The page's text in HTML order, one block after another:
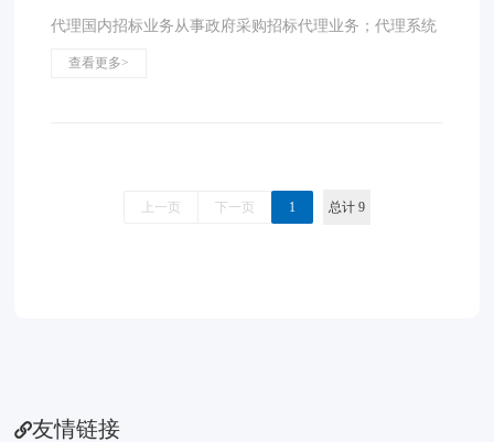
代理国内招标业务从事政府采购招标代理业务；代理系统
集成、网络工程、通信工程、应用系统开发、建筑智能化
理国际招标业务关系社会公共利益、公众安全的基础设
施、公用事业等项目中进行国际采购的机电产品；全部或
查看更多>
上一页 下一页 1 总计 9
友情链接